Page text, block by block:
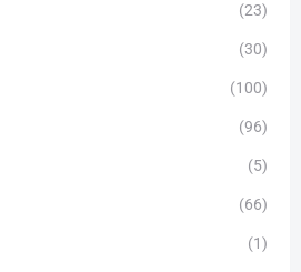
(23)
(30)
(100)
(96)
(5)
(66)
(1)